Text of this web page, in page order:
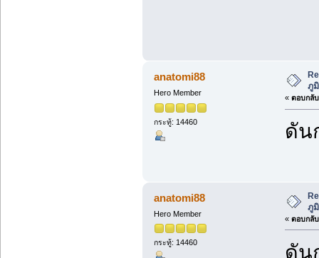
anatomi88
Hero Member
กระทู้: 14460
ภู
« ตอบกลั
ดัน
anatomi88
Hero Member
กระทู้: 14460
ภู
« ตอบกลั
ดัน